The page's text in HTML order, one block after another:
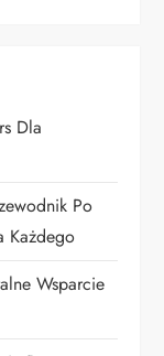
Dla
Po
Każdego
Wsparcie